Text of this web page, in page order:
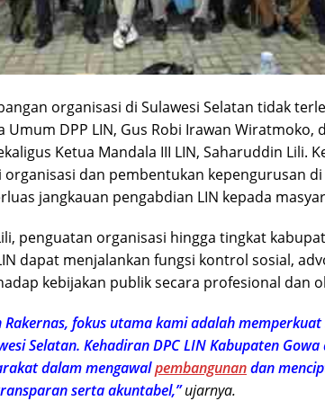
organisasi di Sulawesi Selatan tidak
DPP LIN, Gus Robi Irawan Wiratmoko,
Ketua Mandala III LIN, Saharuddin Lili.
organisasi dan pembentukan kepengurusan
jangkauan pengabdian LIN kepada
penguatan organisasi hingga tingkat
dapat menjalankan fungsi kontrol sosial,
kebijakan publik secara profesional dan
Rakernas, fokus utama kami adalah
Selatan. Kehadiran DPC LIN Kabupaten
dalam mengawalpembangunandan
serta akuntabel,”ujarnya.